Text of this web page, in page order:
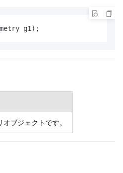
g1);
ブジェクトです。